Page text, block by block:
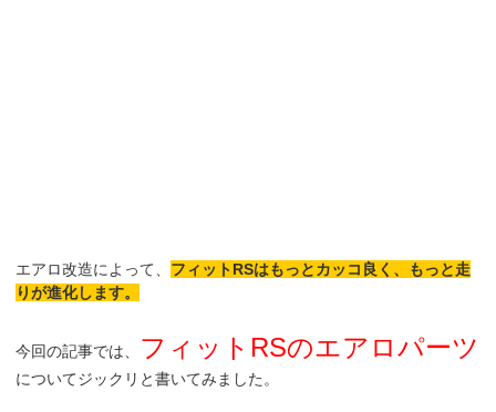
エアロ改造によって、 フィットRSはもっとカッコ良く、もっと走
りが進化します。
今回の記事では、 フィットRSのエアロパーツ
についてジックリと書いてみました。